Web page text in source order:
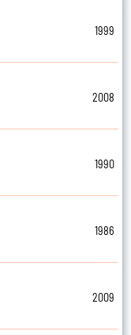
1999
2008
1990
1986
2009